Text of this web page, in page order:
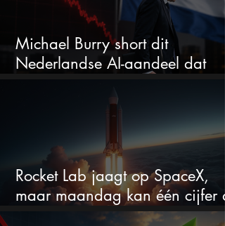
Michael Burry short dit
Nederlandse AI-aandeel dat
Rocket Lab jaagt op SpaceX,
maar maandag kan één cijfer
droom doorprikken?